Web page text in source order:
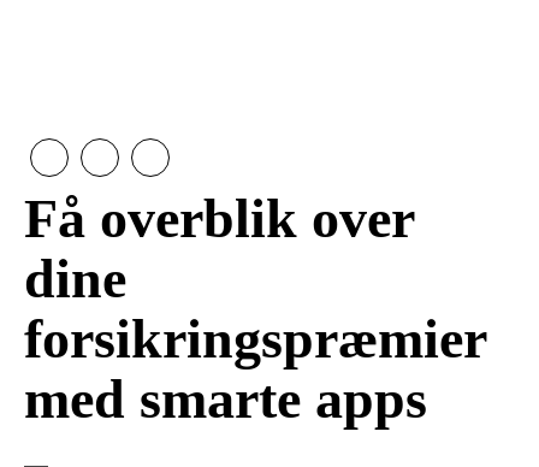
Få overblik over
dine
forsikringspræmier
med smarte apps